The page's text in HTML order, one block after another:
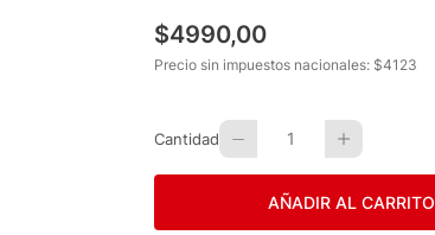
$4990,00
Precio sin impuestos nacionales: $4123
Cantidad 1
AÑADIR AL CARRITO